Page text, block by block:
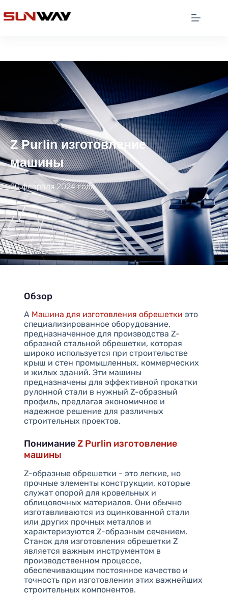
Z Purlin изготовление
машины
20 февраля 2024 года
Обзор
А Машина для изготовления обрешетки это
специализированное оборудование,
предназначенное для производства Z-
образной стальной обрешетки, которая
широко используется при строительстве
крыш и стен промышленных, коммерческих
и жилых зданий. Эти машины
предназначены для эффективной прокатки
рулонной стали в нужный Z-образный
профиль, предлагая экономичное и
надежное решение для различных
строительных проектов.
ПониманиеZ Purlin изготовление
машины
Z-образные обрешетки - это легкие, но
прочные элементы конструкции, которые
служат опорой для кровельных и
облицовочных материалов. Они обычно
изготавливаются из оцинкованной стали
или других прочных металлов и
характеризуются Z-образным сечением.
Станок для изготовления обрешетки Z
является важным инструментом в
производственном процессе,
обеспечивающим постоянное качество и
точность при изготовлении этих важнейших
строительных компонентов.